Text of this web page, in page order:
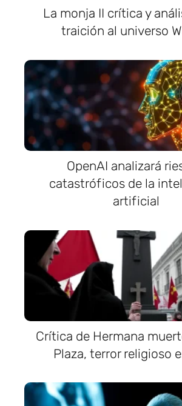
La monja II crítica y
traición al universo
OpenAI analizará
catastróficos de la
artificial
Crítica de Hermana
Plaza, terror religioso